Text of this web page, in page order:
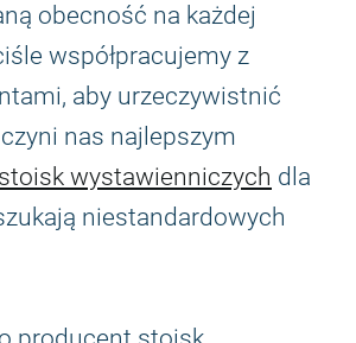
obecność na każdej
współpracujemy z
aby urzeczywistnić
nas najlepszym
wystawienniczych dla
niestandardowych